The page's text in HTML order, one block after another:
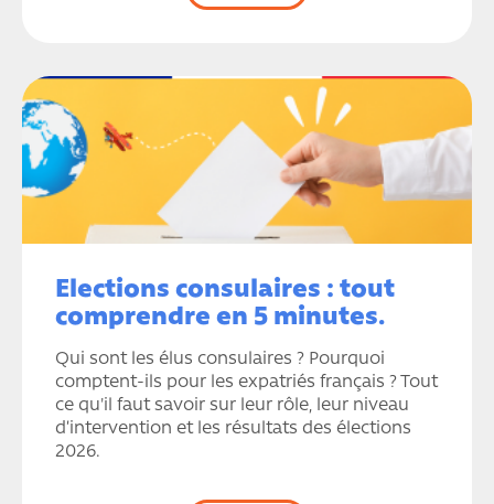
Elections consulaires : tout
comprendre en 5 minutes.
Qui sont les élus consulaires ? Pourquoi
comptent-ils pour les expatriés français ? Tout
ce qu'il faut savoir sur leur rôle, leur niveau
d’intervention et les résultats des élections
2026.